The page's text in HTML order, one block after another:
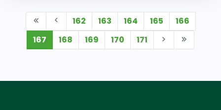
162 163 164 165
166
167
168 169 170 171